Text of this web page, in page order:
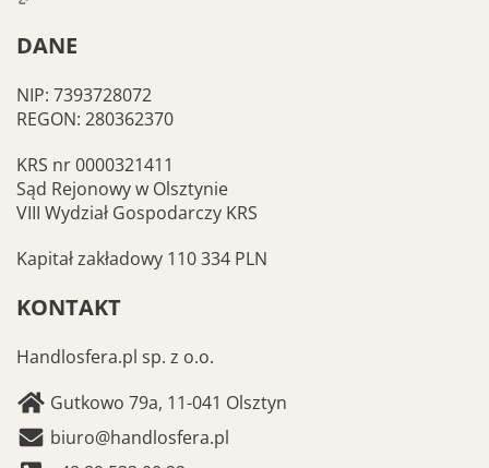
DANE
NIP: 7393728072
REGON: 280362370
KRS nr 0000321411
Sąd Rejonowy w Olsztynie
VIII Wydział Gospodarczy KRS
Kapitał zakładowy 110 334 PLN
KONTAKT
Handlosfera.pl sp. z o.o.
Gutkowo 79a, 11-041 Olsztyn
biuro@handlosfera.pl